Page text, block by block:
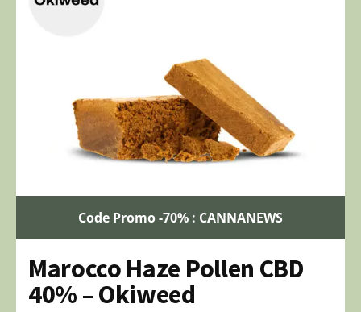
Code Promo -70% : CANNANEWS
Marocco Haze Pollen CBD
40% – Okiweed